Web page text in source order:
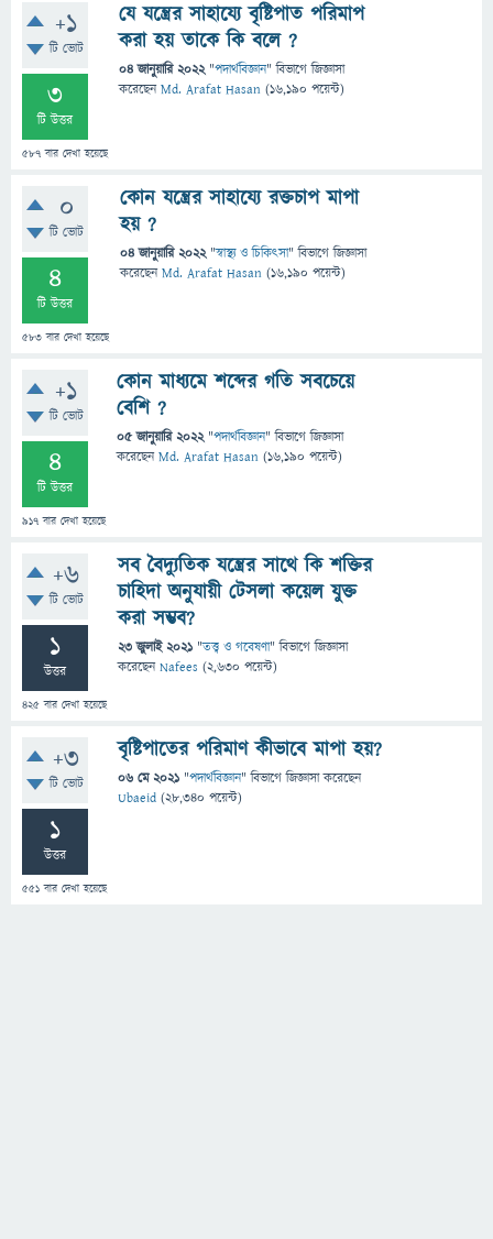
+1
টি ভোট
3
টি উত্তর
587 বার দেখা হয়েছে
যে যন্ত্রের সাহায্যে বৃষ্টিপাত পরিমাপ
করা হয় তাকে কি বলে ?
04 জানুয়ারি 2022 "পদার্থবিজ্ঞান" বিভাগে জিজ্ঞাসা
করেছেনMd. Arafat Hasan (16,190 পয়েন্ট)
0
টি ভোট
4
টি উত্তর
583 বার দেখা হয়েছে
কোন যন্ত্রের সাহায্যে রক্তচাপ মাপা
হয় ?
04 জানুয়ারি 2022 "স্বাস্থ্য ও চিকিৎসা" বিভাগে জিজ্ঞাসা
করেছেনMd. Arafat Hasan (16,190 পয়েন্ট)
+1
টি ভোট
4
টি উত্তর
917 বার দেখা হয়েছে
কোন মাধ্যমে শব্দের গতি সবচেয়ে
বেশি ?
05 জানুয়ারি 2022 "পদার্থবিজ্ঞান" বিভাগে জিজ্ঞাসা
করেছেনMd. Arafat Hasan (16,190 পয়েন্ট)
+6
টি ভোট
1
উত্তর
425 বার দেখা হয়েছে
সব বৈদ্যুতিক যন্ত্রের সাথে কি শক্তির
চাহিদা অনুযায়ী টেসলা কয়েল যুক্ত
করা সম্ভব?
23 জুলাই 2021 "তত্ত্ব ও গবেষণা" বিভাগে জিজ্ঞাসা
করেছেনNafees (2,630 পয়েন্ট)
+3
টি ভোট
1
উত্তর
551 বার দেখা হয়েছে
বৃষ্টিপাতের পরিমাণ কীভাবে মাপা হয়?
06 মে 2021 "পদার্থবিজ্ঞান" বিভাগে জিজ্ঞাসাকরেছেন
Ubaeid (28,340 পয়েন্ট)